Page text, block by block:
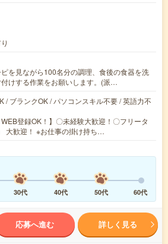
を見ながら100名分の調理、食後の食器を洗
けする作業をお願いします。(派…
/ ブランクOK / パソコンスキル不要 / 英語力不
WEB登録OK！】〇未経験大歓迎！〇フリータ
大歓迎！ ※お仕事の掛け持ち…
30代 40代 50代 60代
応募へ進む 詳しく見る